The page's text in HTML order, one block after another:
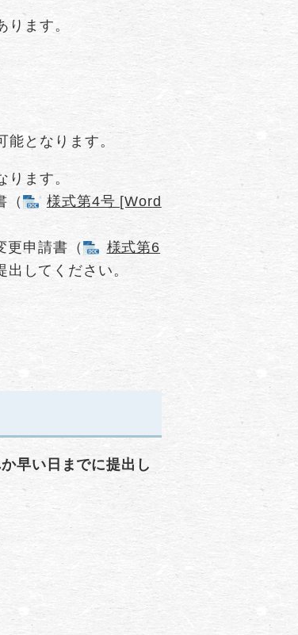
ます。
となります。
ります。
（
様式第4号 [Word
更申請書（
様式第6
してください。
早い日までに提出し